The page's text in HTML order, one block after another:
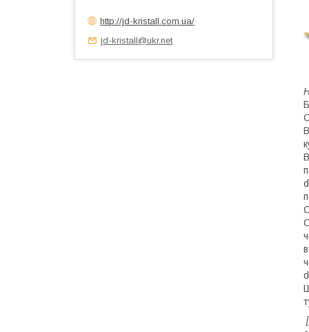
http://jd-kristall.com.ua/
jd-kristall@ukr.net